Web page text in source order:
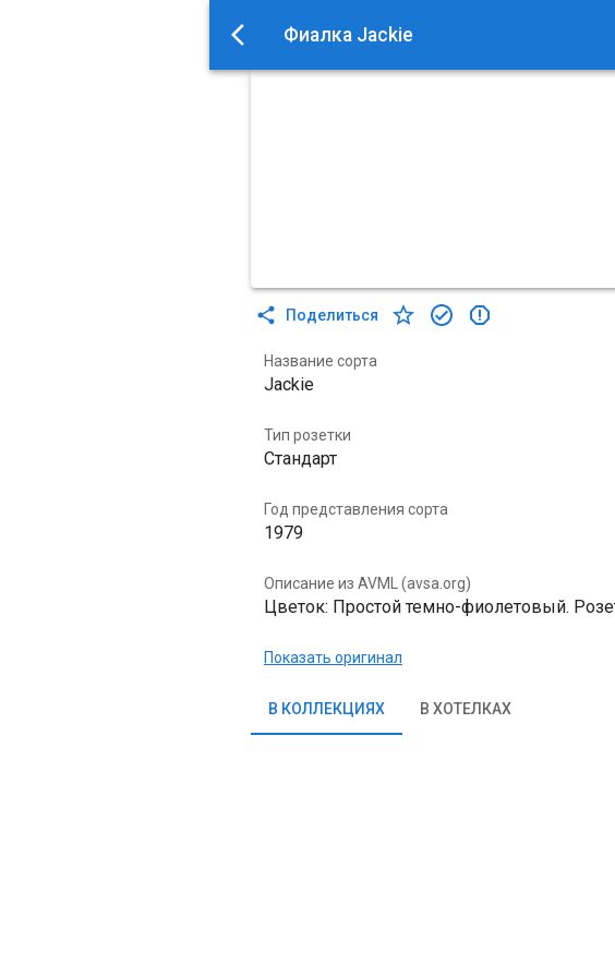
Фиалка Jackie
Поделиться
Название сорта
Jackie
Тип розетки
Стандарт
Год представления сорта
1979
Описание из AVML (avsa.org)
Цветок: Простой темно-фиолетовый.
Показать оригинал
В КОЛЛЕКЦИЯХ В ХОТЕЛКАХ